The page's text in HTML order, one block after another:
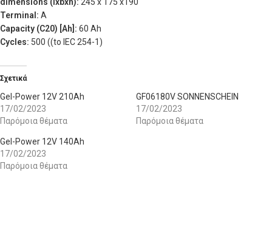
Terminal: A
Capacity (C20) [Ah]: 60 Ah
Cycles: 500 ((to IEC 254-1)
Σχετικά
Gel-Power 12V 210Ah
17/02/2023
Παρόμοια θέματα
GF06180V SONNENSCHEIN
17/02/2023
Παρόμοια θέματα
Gel-Power 12V 140Ah
17/02/2023
Παρόμοια θέματα